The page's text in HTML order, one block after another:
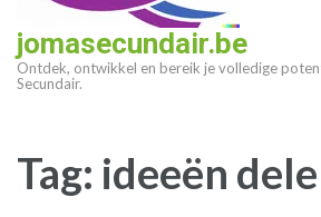
jomasecundair.be
Ontdek, ontwikkel en bereik je volledige
Secundair.
Tag: ideeën